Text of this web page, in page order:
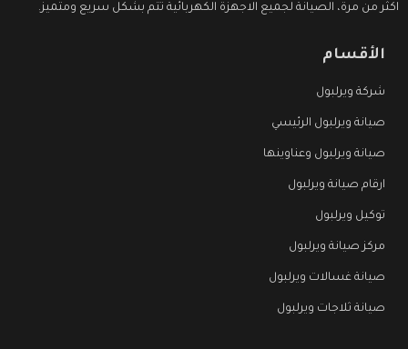
اكثر من مرة، الصيانة لجميع الاجهزة الكهربائية تتم بشكل سريع ومتميز.
الأقسام
شركة ويرلبول
صيانة ويرلبول الرئيسي
صيانة ويرلبول وعناوينها
ارقام صيانة ويرلبول
توكيل ويرلبول
مركز صيانة ويرلبول
صيانة غسالات ويرلبول
صيانة ثلاجات ويرلبول